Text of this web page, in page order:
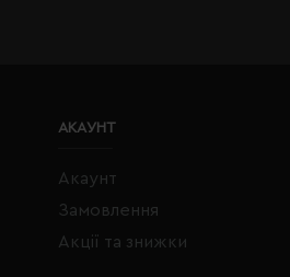
АКАУНТ
Акаунт
Замовлення
Акції та знижки